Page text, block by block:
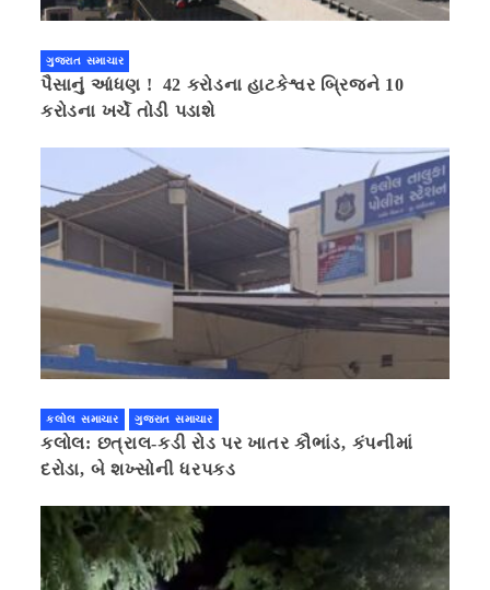
ગુજરાત સમાચાર
પૈસાનું આંધણ ! 42 કરોડના હાટકેશ્વર બ્રિજને 10
કરોડના ખર્ચે તોડી પડાશે
કલોલ સમાચાર ગુજરાત સમાચાર
કલોલ: છત્રાલ-કડી રોડ પર ખાતર કૌભાંડ, કંપનીમાં
દરોડા, બે શખ્સોની ધરપકડ